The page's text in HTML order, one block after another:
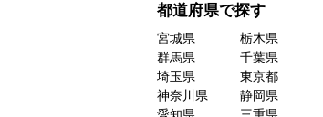
都道府県で探す
宮城県
栃木県
群馬県
千葉県
埼玉県
東京都
神奈川県
静岡県
愛知県
三重県